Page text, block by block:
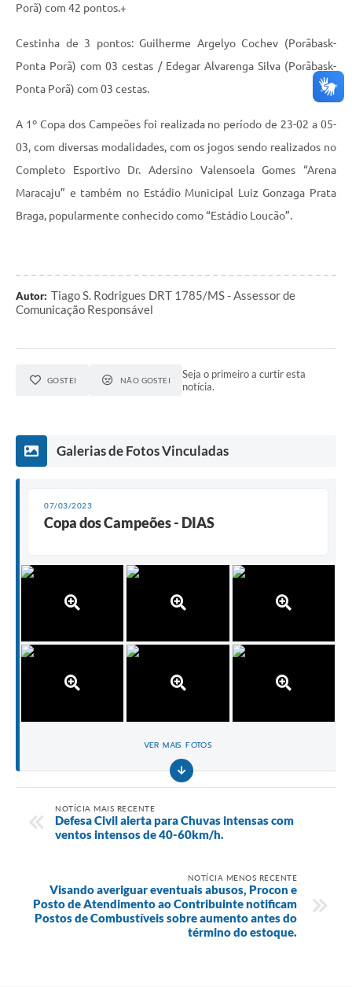
Porã) com 42 pontos.+
Cestinha de 3 pontos: Guilherme Argelyo Cochev (Porãbask-
Ponta Porã) com 03 cestas / Edegar Alvarenga Silva (Porãbask-
Ponta Porã) com 03 cestas.
A 1º Copa dos Campeões foi realizada no período de 23-02 a 05-
03, com diversas modalidades, com os jogos sendo realizados no
Completo Esportivo Dr. Adersino Valensoela Gomes “Arena
Maracaju” e também no Estádio Municipal Luiz Gonzaga Prata
Braga, popularmente conhecido como “Estádio Loucão”.
Autor: Tiago S. Rodrigues DRT 1785/MS - Assessor de
Comunicação Responsável
GOSTEI NÃO GOSTEI
Seja o primeiro a curtir esta
notícia.
Galerias de Fotos Vinculadas
07/03/2023
Copa dos Campeões - DIAS
VER MAIS FOTOS
NOTÍCIA MAIS RECENTE
Defesa Civil alerta para Chuvas intensas com
ventos intensos de 40-60km/h.
NOTÍCIA MENOS RECENTE
Visando averiguar eventuais abusos, Procon e
Posto de Atendimento ao Contribuinte notificam
Postos de Combustíveis sobre aumento antes do
término do estoque.